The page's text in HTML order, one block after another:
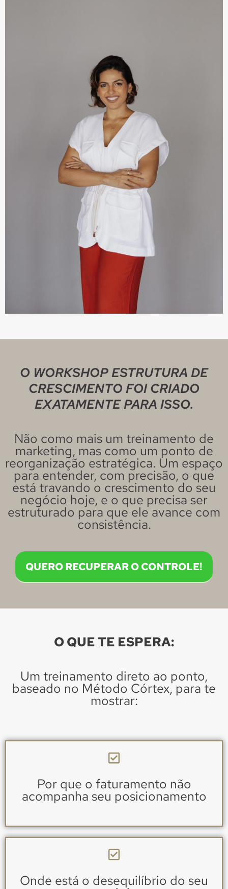
O WORKSHOP ESTRUTURA DE
CRESCIMENTO FOI CRIADO
EXATAMENTE PARA ISSO.
Não como mais um treinamento de
marketing, mas como um ponto de
reorganização estratégica. Um espaço
para entender, com precisão, o que
está travando o crescimento do seu
negócio hoje, e o que precisa ser
estruturado para que ele avance com
consistência.
QUERO RECUPERAR O CONTROLE!
O QUE TE ESPERA:
Um treinamento direto ao ponto,
baseado no Método Córtex, para te
mostrar:
Por que o faturamento não
acompanha seu posicionamento
Onde está o desequilíbrio do seu